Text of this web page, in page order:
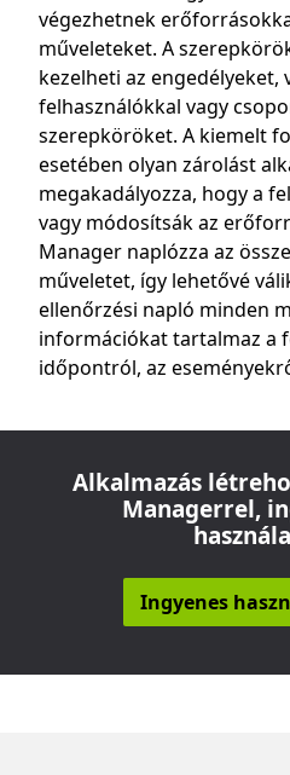
végezhetnek
műveleteket. A
kezelheti az engedélyeket,
felhasználókkal vagy
szerepköröket. A kiemelt
esetében olyan zárolást
megakadályozza, hogy a
vagy módosítsák az
Manager naplózza az
műveletet, így lehetővé
ellenőrzési napló minden
információkat tartalmaz a
időpontról, az
Alkalmazás
Managerrel,
Ingyenes